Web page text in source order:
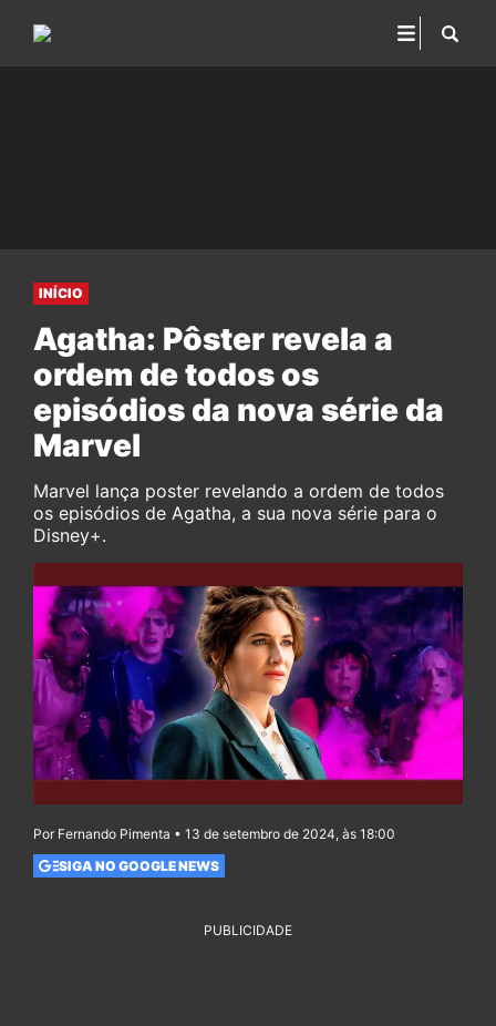
INÍCIO
Agatha: Pôster revela a
ordem de todos os
episódios da nova série da
Marvel
Marvel lança poster revelando a ordem de todos
os episódios de Agatha, a sua nova série para o
Disney+.
Por Fernando Pimenta • 13 de setembro de 2024, às 18:00
SIGA NO GOOGLE NEWS
PUBLICIDADE